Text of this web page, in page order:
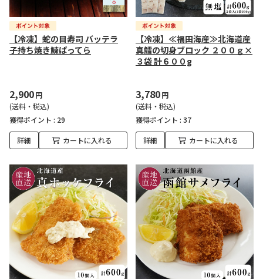
【冷凍】蛇の目寿司 バッテラ
子持ち焼き鰊ばってら
2,900円
(送料・税込)
獲得ポイント : 29
詳細 カートに入れる
【冷凍】≪福田海産≫北海道産
真鱈の切身ブロック ２００ｇ×
３袋 計６００g
3,780円
(送料・税込)
獲得ポイント : 37
詳細 カートに入れる